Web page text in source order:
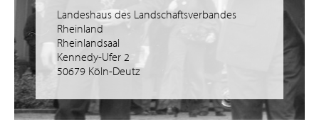
Landeshaus des Landschaftsverbandes
Rheinland
Rheinlandsaal
Kennedy-Ufer 2
50679 Köln-Deutz